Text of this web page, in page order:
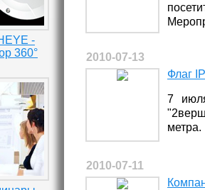
-
360°
2010-07-13
Флаг
7
метра.
2010-07-11